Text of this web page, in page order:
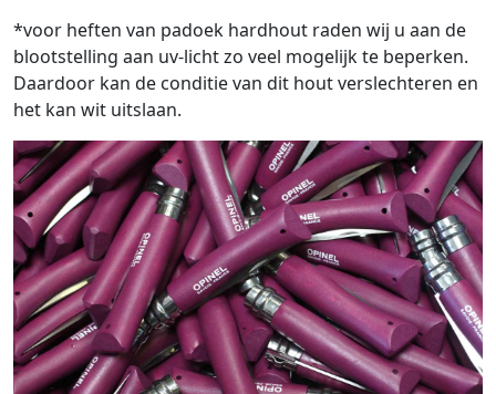
*voor heften van padoek hardhout raden wij u aan de
blootstelling aan uv-licht zo veel mogelijk te beperken.
Daardoor kan de conditie van dit hout verslechteren en
het kan wit uitslaan.